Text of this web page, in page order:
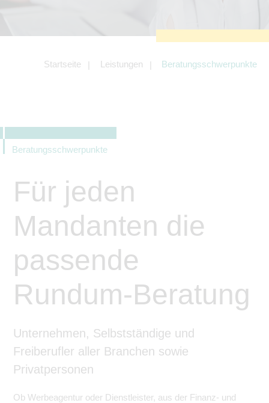
Startseite Leistungen Beratungsschwerpunkte
Beratungsschwerpunkte
Für jeden
Mandanten die
passende
Rundum-Beratung
Unternehmen, Selbstständige und
Freiberufler aller Branchen sowie
Privatpersonen
Ob Werbeagentur oder Dienstleister, aus der Finanz- und
Angebotes einschließlich der
Angeboten von z.B. Facebook und
LinkedIn.
können.